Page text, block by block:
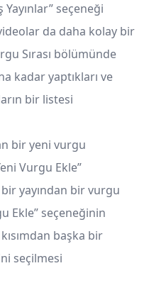
seçeneği
da daha kolay bir
Sırası bölümünde
kadar yaptıkları ve
bir listesi
bir yeni vurgu
Vurgu Ekle”
bir yayından bir vurgu
Ekle” seçeneğinin
başka bir
seçilmesi